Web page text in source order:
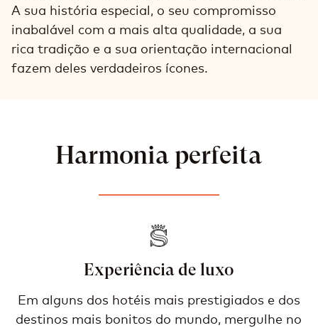
A sua história especial, o seu compromisso
inabalável com a mais alta qualidade, a sua
rica tradição e a sua orientação internacional
fazem deles verdadeiros ícones.
Harmonia perfeita
Experiência de luxo
Em alguns dos hotéis mais prestigiados e dos
destinos mais bonitos do mundo, mergulhe no